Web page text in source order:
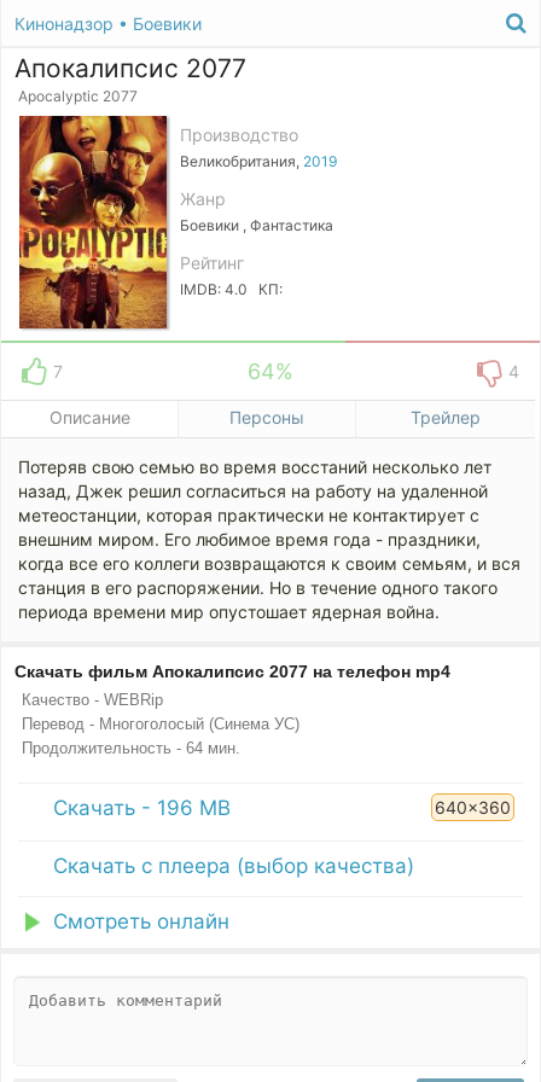
Кинонадзор • Боевики
Апокалипсис 2077
Apocalyptic 2077
Производство
Великобритания, 2019
Жанр
Боевики , Фантастика
Рейтинг
IMDB: 4.0 КП:
7 64% 4
Описание Персоны Трейлер
Потеряв свою семью во время восстаний несколько лет
назад, Джек решил согласиться на работу на удаленной
метеостанции, которая практически не контактирует с
внешним миром. Его любимое время года - праздники,
когда все его коллеги возвращаются к своим семьям, и вся
станция в его распоряжении. Но в течение одного такого
периода времени мир опустошает ядерная война.
Скачать фильм Апокалипсис 2077 на телефон mp4
Качество - WEBRip
Перевод - Многоголосый (Синема УС)
Продолжительность - 64 мин.
Скачать - 196 MB 640x360
Скачать с плеера (выбор качества)
Смотреть онлайн